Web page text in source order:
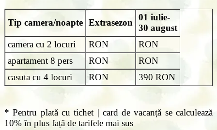
Tip camera/noapte Extrasezon
01 iulie-
30 august
camera cu 2 locuri
RON
RON
apartament 8 pers
RON
RON
casuta cu 4 locuri
RON 390 RON
* Pentru plată cu tichet | card de vacanță se calculează
10% în plus față de tarifele mai sus